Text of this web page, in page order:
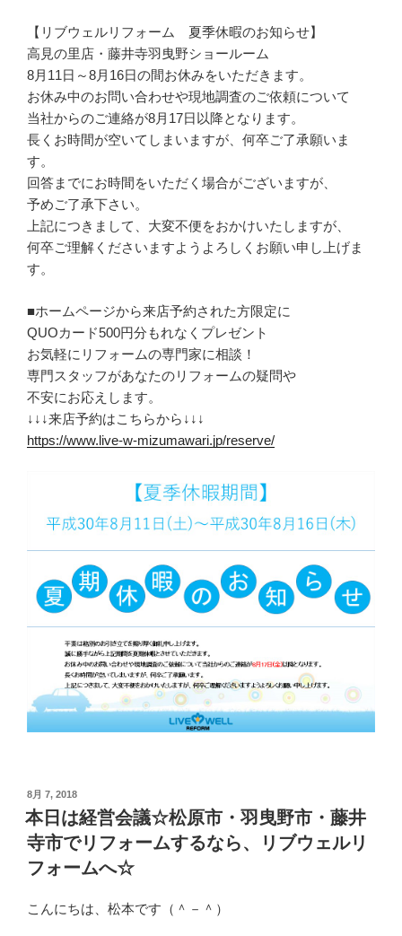
【リブウェルリフォーム 夏季休暇のお知らせ】
高見の里店・藤井寺羽曳野ショールーム
8月11日～8月16日の間お休みをいただきます。
お休み中のお問い合わせや現地調査のご依頼について
当社からのご連絡が8月17日以降となります。
長くお時間が空いてしまいますが、何卒ご了承願いま
す。
回答までにお時間をいただく場合がございますが、
予めご了承下さい。
上記につきまして、大変不便をおかけいたしますが、
何卒ご理解くださいますようよろしくお願い申し上げま
す。
■ホームページから来店予約された方限定に
QUOカード500円分もれなくプレゼント
お気軽にリフォームの専門家に相談！
専門スタッフがあなたのリフォームの疑問や
不安にお応えします。
↓↓↓来店予約はこちらから↓↓↓
https://www.live-w-mizumawari.jp/reserve/
投
稿
日:
8月 7, 2018
本日は経営会議☆松原市・羽曳野市・藤井
寺市でリフォームするなら、リブウェルリ
フォームへ☆
こんにちは、松本です（＾－＾）